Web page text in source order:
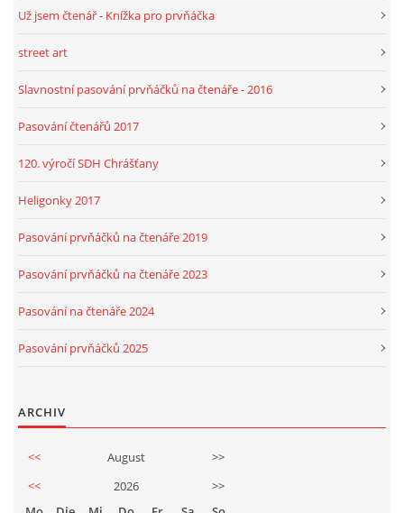
Už jsem čtenář - Knížka pro prvňáčka
street art
Slavnostní pasování prvňáčků na čtenáře - 2016
Pasování čtenářů 2017
120. výročí SDH Chrášťany
Heligonky 2017
Pasování prvňáčků na čtenáře 2019
Pasování prvňáčků na čtenáře 2023
Pasování na čtenáře 2024
Pasování prvňáčků 2025
ARCHIV
<< August
>>
<<
2026
>>